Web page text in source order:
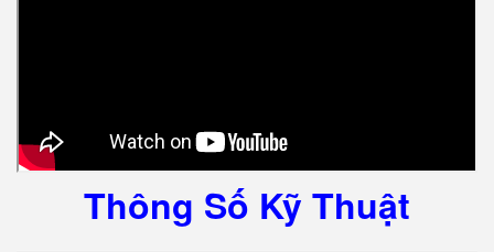
Thông Số Kỹ Thuật